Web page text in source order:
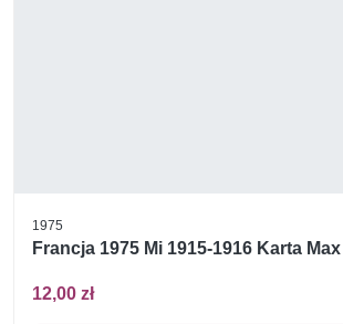
1975
Francja 1975 Mi 1915-1916 Karta Max
12,00 zł